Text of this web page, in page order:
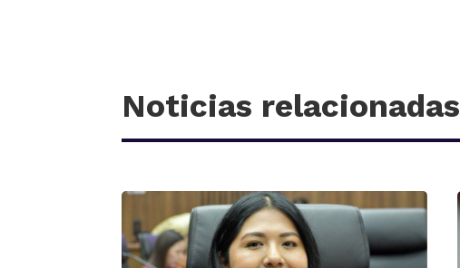
Noticias relacionadas